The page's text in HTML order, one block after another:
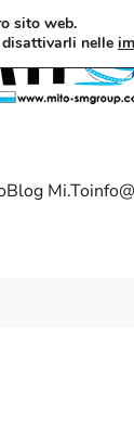
Blog Mi.To
sito web.
nelle